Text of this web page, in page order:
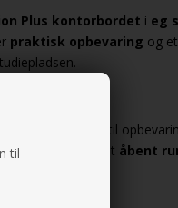
til
Plus kontorbordet i eg
praktisk opbevaring og
, der giver plads til
har det et åbent